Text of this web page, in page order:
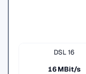
DSL 16
16 MBit/s